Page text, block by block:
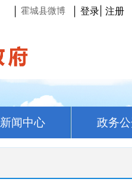
霍城县微博 登录 注册
新闻中心 政务